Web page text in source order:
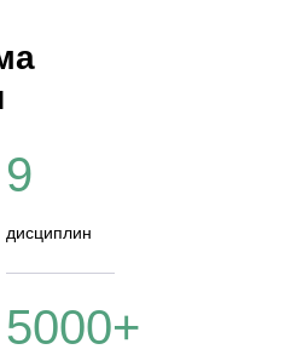
9
5000+
дисциплин